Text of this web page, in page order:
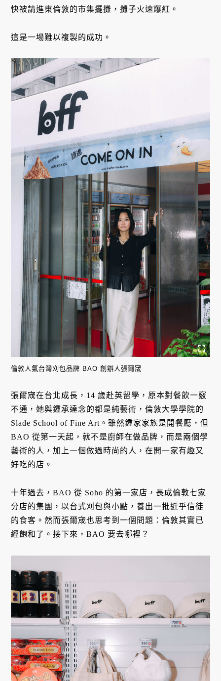
快被請進東倫敦的市集擺攤，攤子火速爆紅。
這是一場難以複製的成功。
倫敦人氣台灣刈包品牌 BAO 創辦人張爾宬
張爾宬在台北成長，14 歲赴英留學，原本對餐飲一竅
不通，她與鍾承達念的都是純藝術，倫敦大學學院的
Slade School of Fine Art。雖然鍾家家族是開餐廳，但
BAO 從第一天起，就不是廚師在做品牌，而是兩個學
藝術的人，加上一個做過時尚的人，在開一家有趣又
好吃的店。
十年過去，BAO 從 Soho 的第一家店，長成倫敦七家
分店的集團，以台式刈包與小點，養出一批近乎信徒
的食客。然而張爾宬也思考到一個問題：倫敦其實已
經飽和了。接下來，BAO 要去哪裡？